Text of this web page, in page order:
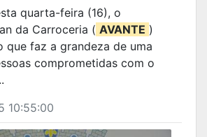
quarta-feira (16), o
da Carroceria ( AVANTE )
que faz a grandeza de uma
comprometidas com o
10:55:00